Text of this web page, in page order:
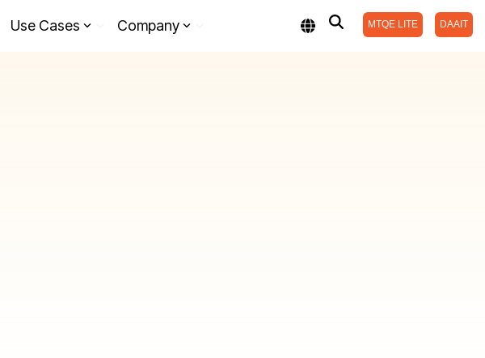
Use Cases Company MTQE LITE DAAIT